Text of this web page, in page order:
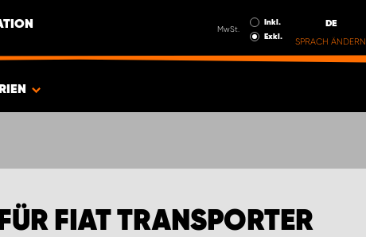
MwSt.
Inkl.
Exkl.
DE
SPRACH ÄNDERN
FIAT TRANSPORTER